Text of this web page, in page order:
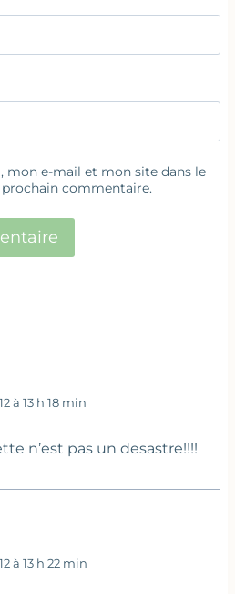
mon e-mail et mon site dans le
commentaire.
à 13 h 18 min
n’est pas un desastre!!!!
à 13 h 22 min